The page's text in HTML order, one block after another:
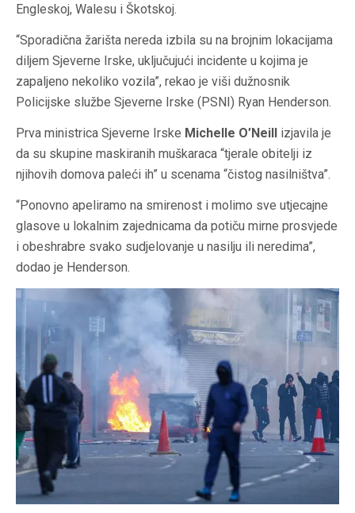
Engleskoj, Walesu i Škotskoj.
“Sporadična žarišta nereda izbila su na brojnim lokacijama
diljem Sjeverne Irske, uključujući incidente u kojima je
zapaljeno nekoliko vozila”, rekao je viši dužnosnik
Policijske službe Sjeverne Irske (PSNI) Ryan Henderson.
Prva ministrica Sjeverne Irske Michelle O’Neill izjavila je
da su skupine maskiranih muškaraca “tjerale obitelji iz
njihovih domova paleći ih” u scenama “čistog nasilništva”.
“Ponovno apeliramo na smirenost i molimo sve utjecajne
glasove u lokalnim zajednicama da potiču mirne prosvjede
i obeshrabre svako sudjelovanje u nasilju ili neredima”,
dodao je Henderson.